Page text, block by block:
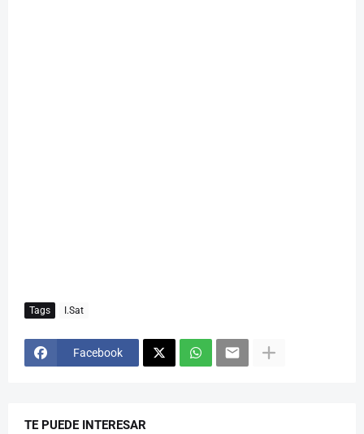
Tags I.Sat
Facebook
TE PUEDE INTERESAR